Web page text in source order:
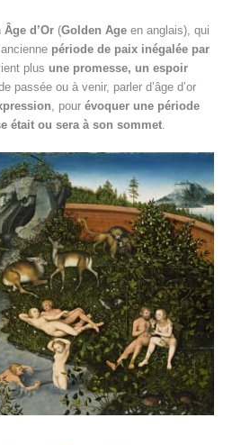
Âge d’Or (Golden Age en anglais), qui
période de paix inégalée par
plus une promesse, un espoir
passée ou à venir, parler d’âge d’or
, pour évoquer une période
était ou sera à son sommet